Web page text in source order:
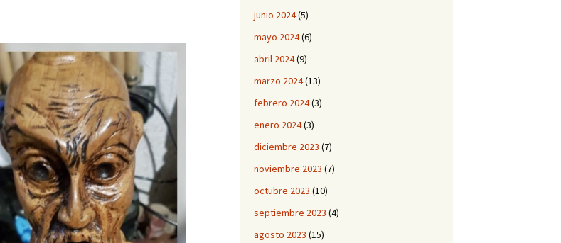
junio 2024(5)
mayo 2024(6)
abril 2024(9)
marzo 2024(13)
febrero 2024(3)
enero 2024(3)
diciembre 2023 (7)
noviembre 2023 (7)
octubre 2023 (10)
septiembre 2023 (4)
agosto 2023 (15)